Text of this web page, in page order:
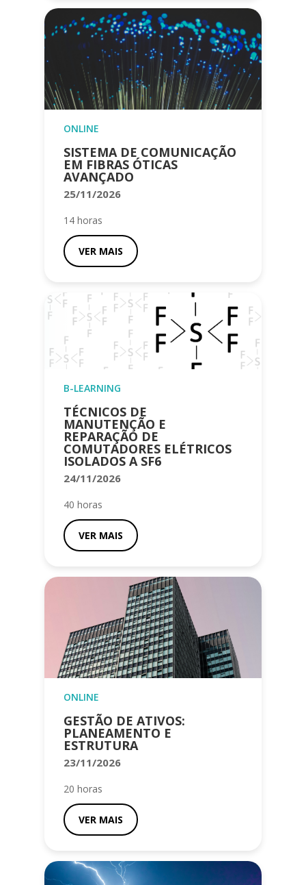
ONLINE
SISTEMA DE COMUNICAÇÃO
EM FIBRAS ÓTICAS
AVANÇADO
25/11/2026
14 horas
VER MAIS
B-LEARNING
TÉCNICOS DE
MANUTENÇÃO E
REPARAÇÃO DE
COMUTADORES ELÉTRICOS
ISOLADOS A SF6
24/11/2026
40 horas
VER MAIS
ONLINE
GESTÃO DE ATIVOS:
PLANEAMENTO E
ESTRUTURA
23/11/2026
20 horas
VER MAIS